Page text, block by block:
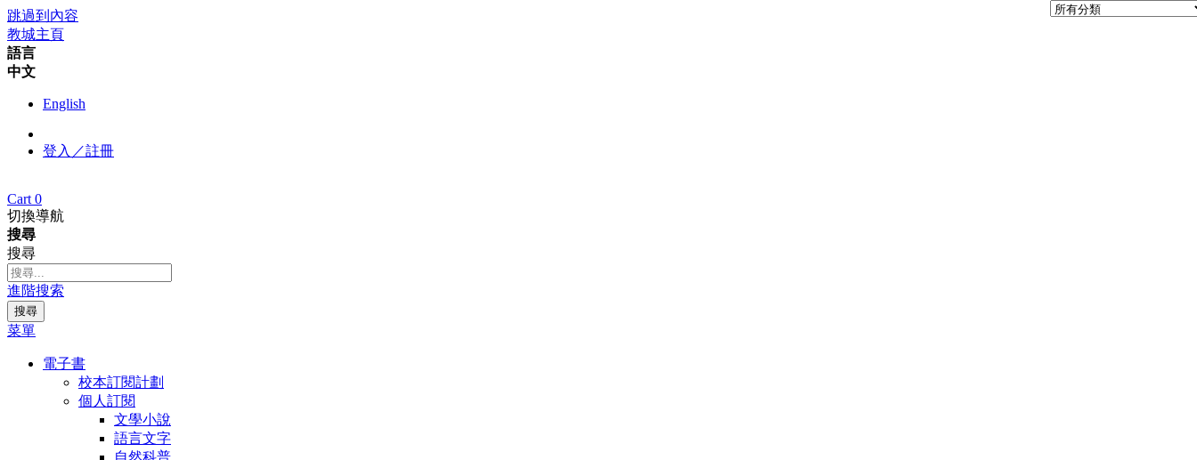
跳過到內容
教城主頁
語言
中文
English
登入／註冊
Cart 0
切換導航
搜尋
搜尋
進階搜索
搜尋
菜單
電子書
校本訂閱計劃
個人訂閱
文學小說
語言文字
自然科普